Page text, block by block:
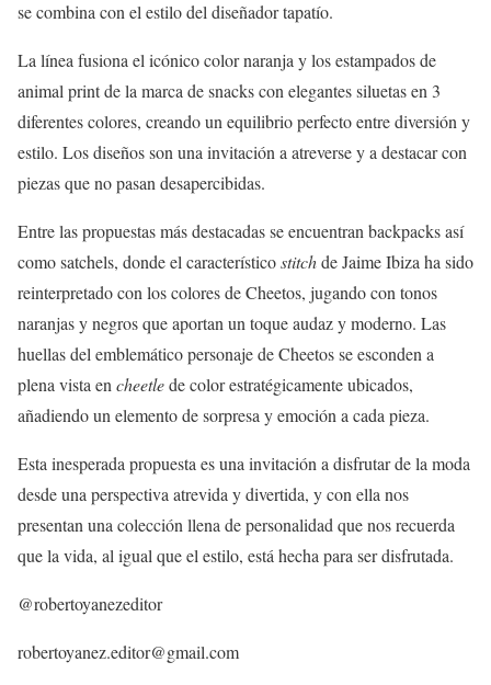
se combina con el estilo del diseñador tapatío.
La línea fusiona el icónico color naranja y los estampados de
animal print de la marca de snacks con elegantes siluetas en 3
diferentes colores, creando un equilibrio perfecto entre diversión y
estilo. Los diseños son una invitación a atreverse y a destacar con
piezas que no pasan desapercibidas.
Entre las propuestas más destacadas se encuentran backpacks así
como satchels, donde el característicostitchde Jaime Ibiza ha sido
reinterpretado con los colores de Cheetos, jugando con tonos
naranjas y negros que aportan un toque audaz y moderno. Las
huellas del emblemático personaje de Cheetos se esconden a
plena vista en cheetlede color estratégicamente ubicados,
añadiendo un elemento de sorpresa y emoción a cada pieza.
Esta inesperada propuesta es una invitación a disfrutar de la moda
desde una perspectiva atrevida y divertida, y con ella nos
presentan una colección llena de personalidad que nos recuerda
que la vida, al igual que el estilo, está hecha para ser disfrutada.
@robertoyanezeditor
robertoyanez.editor@gmail.com